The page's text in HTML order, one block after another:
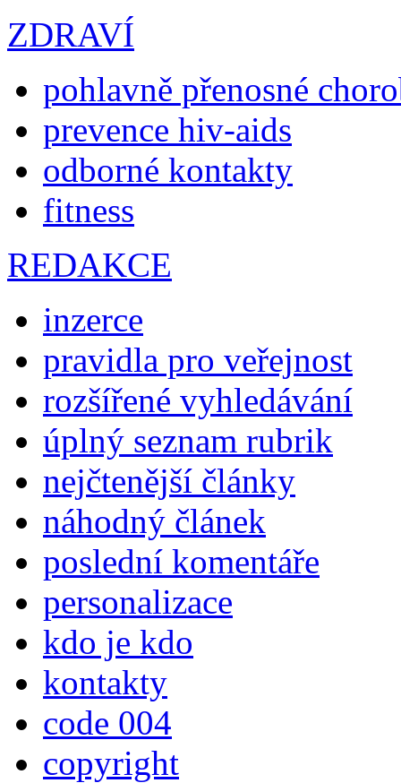
ZDRAVÍ
pohlavně přenosné
prevence hiv-aids
odborné kontakty
fitness
REDAKCE
inzerce
pravidla pro veřejnost
rozšířené vyhledávání
úplný seznam rubrik
nejčtenější články
náhodný článek
poslední komentáře
personalizace
kdo je kdo
kontakty
code 004
copyright